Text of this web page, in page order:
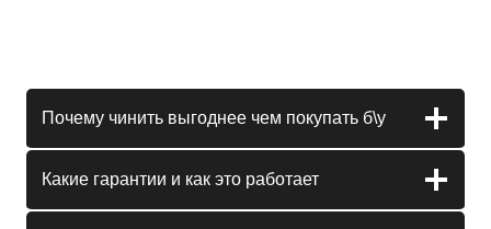
Почему чинить выгоднее чем покупать б\у
Какие гарантии и как это работает